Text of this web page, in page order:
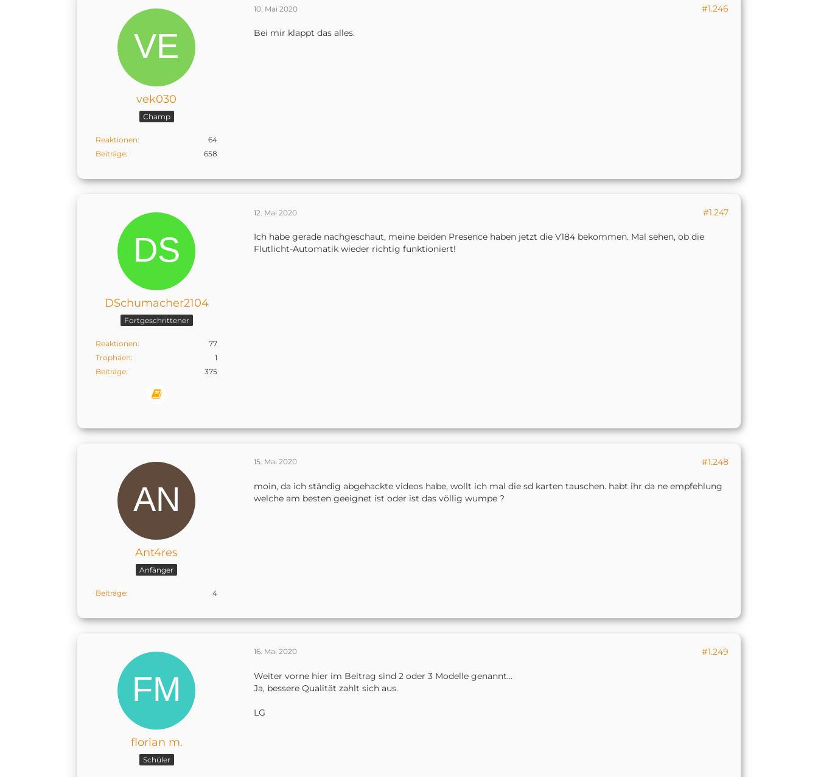
vek030
Champ
Reaktionen
64
Beiträge
658
10. Mai 2020 #1.246
Bei mir klappt das alles.
DSchumacher2104
Fortgeschrittener
Reaktionen
77
Trophäen
1
Beiträge
375
12. Mai 2020 #1.247
Ich habe gerade nachgeschaut, meine beiden Presence haben jetzt die V184 bekommen. Mal sehen, ob die
Flutlicht-Automatik wieder richtig funktioniert!
Ant4res
Anfänger
Beiträge 4
15. Mai 2020 #1.248
moin, da ich ständig abgehackte videos habe, wollt ich mal die sd karten tauschen. habt ihr da ne empfehlung
welche am besten geeignet ist oder ist das völlig wumpe ?
florian m.
Schüler
16. Mai 2020 #1.249
Weiter vorne hier im Beitrag sind 2 oder 3 Modelle genannt...
Ja, bessere Qualität zahlt sich aus.
LG